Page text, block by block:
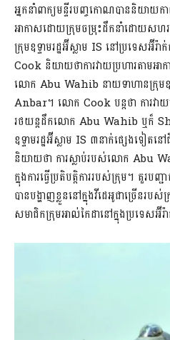
អ្នកនាំពាក្យមន្ទីរបញ្ចកោណបាននិយាយកា
អាកាសដោយក្រុមចម្រុះដឹកនាំដោយសហរដ្ឋ
ក្រុមឧទ្ទាមរដ្ឋអ៊ីស្លាម IS នៅប្រទេស
Cook និយាយថាការវាយប្រហារតាមអា
លោក Abu Wahib នាយទាហានក្រុមឧទ្ទ
Anbar។ លោក Cook បន្តថា ការវាយ
រថយន្តដឹកលោក Abu Wahib ឬក៏
ឧទ្ទាមរដ្ឋអ៊ីស្លាម IS ៣នាក់ផ្សេងទ
និយាយថា ការស្លាប់របស់លោក Abu
ក្នុងការធ្វើប្រតិបត្តិការរបស់ក្រុម។ គួរ
បានបង្ហាញខ្លួននៅក្នុងវីដេអូជាច្រើនរប
សមាជិកក្រុមអាល់កៃដានៅក្នុងប្រទេសអ៊ីរ៉